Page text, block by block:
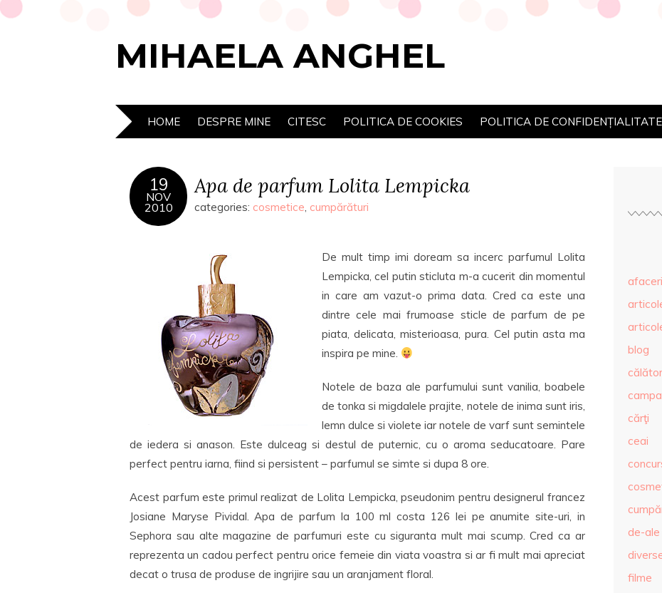
MIHAELA ANGHEL
HOME DESPRE MINE CITESC POLITICA DE COOKIES POLITICA DE CONFIDENȚIALITATE
19
NOV
2010
Apa de parfum Lolita Lempicka
categories: cosmetice, cumpărături
De mult timp imi doream sa incerc parfumul Lolita
Lempicka, cel putin sticluta m-a cucerit din momentul
in care am vazut-o prima data. Cred ca este una
dintre cele mai frumoase sticle de parfum de pe
piata, delicata, misterioasa, pura. Cel putin asta ma
inspira pe mine.
Notele de baza ale parfumului sunt vanilia, boabele
de tonka si migdalele prajite, notele de inima sunt iris,
lemn dulce si violete iar notele de varf sunt semintele
de iedera si anason. Este dulceag si destul de puternic, cu o aroma seducatoare. Pare
perfect pentru iarna, fiind si persistent – parfumul se simte si dupa 8 ore.
Acest parfum este primul realizat de Lolita Lempicka, pseudonim pentru designerul francez
Josiane Maryse Pividal. Apa de parfum la 100 ml costa 126 lei pe anumite site-uri, in
Sephora sau alte magazine de parfumuri este cu siguranta mult mai scump. Cred ca ar
reprezenta un cadou perfect pentru orice femeie din viata voastra si ar fi mult mai apreciat
decat o trusa de produse de ingrijire sau un aranjament floral.
afaceri
blog
cărţi
ceai
de-
filme